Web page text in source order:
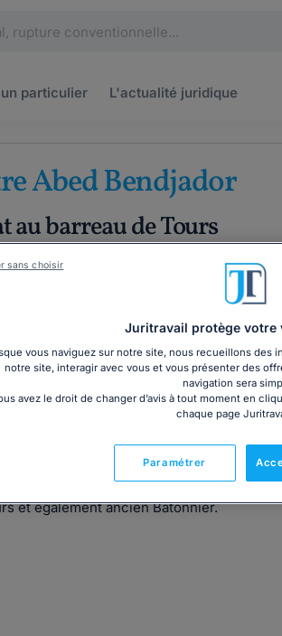
particulier L'actualité juridique
Abed Bendjador
au barreau de Tours
Droit de la
et également ancien Bâtonnier.
Juritravail protège votre
vous naviguez sur notre site, nous recueillons des
notre site, interagir avec vous et vous présenter des
navigation sera
avez le droit de changer d’avis à tout moment en
chaque page
Paramétrer
sans choisir